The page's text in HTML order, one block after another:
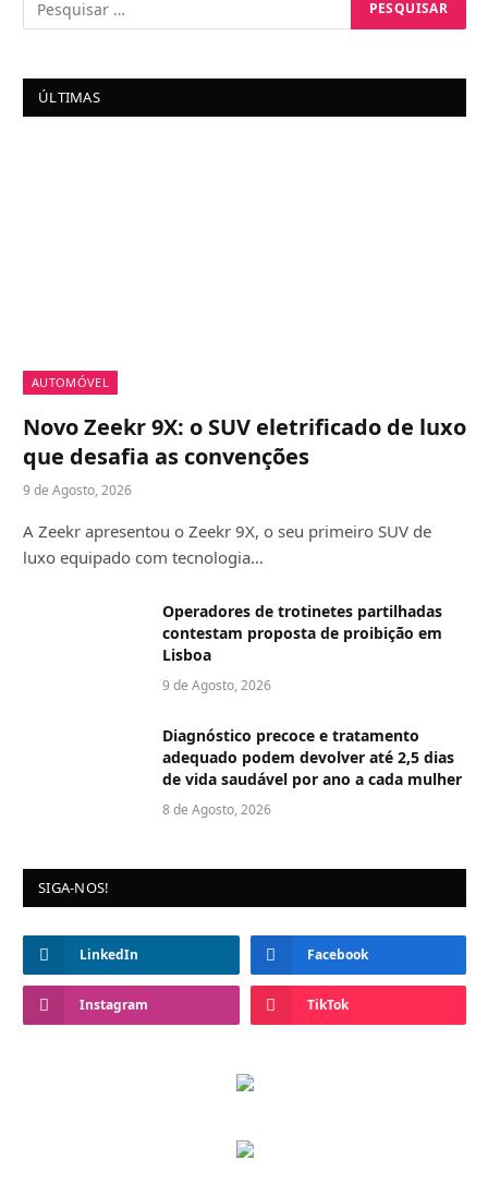
ÚLTIMAS
AUTOMÓVEL
Novo Zeekr 9X: o SUV eletrificado de luxo
que desafia as convenções
9 de Agosto, 2026
A Zeekr apresentou o Zeekr 9X, o seu primeiro SUV de
luxo equipado com tecnologia…
Operadores de trotinetes partilhadas
contestam proposta de proibição em
Lisboa
9 de Agosto, 2026
Diagnóstico precoce e tratamento
adequado podem devolver até 2,5 dias
de vida saudável por ano a cada mulher
8 de Agosto, 2026
SIGA-NOS!
LinkedIn Facebook
Instagram TikTok